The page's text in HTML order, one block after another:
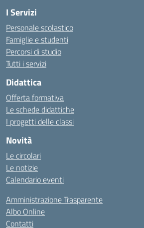
I Servizi
Personale scolastico
Famiglie e studenti
Percorsi di studio
Tutti i servizi
Didattica
Offerta formativa
Le schede didattiche
I progetti delle classi
Novità
Le circolari
Le notizie
Calendario eventi
Amministrazione Trasparente
Albo Online
Contatti